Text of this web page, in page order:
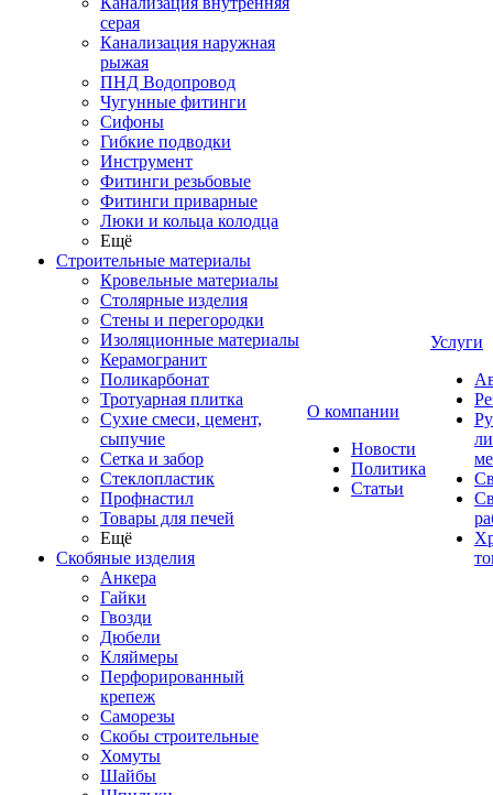
серая
Канализация наружная
рыжая
ПНД Водопровод
Чугунные фитинги
Сифоны
Гибкие подводки
Инструмент
Фитинги резьбовые
Фитинги приварные
Люки и кольца колодца
Ещё
Строительные материалы
Кровельные материалы
Столярные изделия
Стены и перегородки
Изоляционные материалы
Керамогранит
Поликарбонат
Тротуарная плитка
Сухие смеси, цемент,
сыпучие
Сетка и забор
Стеклопластик
Профнастил
Товары для печей
Ещё
Скобяные изделия
Анкера
Гайки
Гвозди
Дюбели
Кляймеры
Перфорированный
крепеж
Саморезы
Скобы строительные
Хомуты
Шайбы
О компании
Новости
Политика
Статьи
Услуги